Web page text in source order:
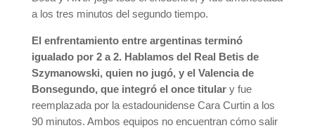
a los tres minutos del segundo tiempo.
El enfrentamiento entre argentinas terminó
igualado por 2 a 2. Hablamos del Real Betis de
Szymanowski, quien no jugó, y el Valencia de
Bonsegundo, que integró el once titulary fue
reemplazada por la estadounidense Cara Curtin a los
90 minutos. Ambos equipos no encuentran cómo salir